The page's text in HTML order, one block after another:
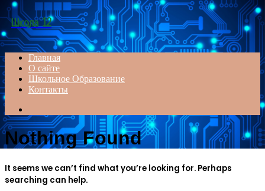
Menu
Школа 12
Главная
О сайте
Школьное Образование
Контакты
for
Nothing Found
It seems we can’t find what you’re looking for. Perhaps
searching can help.